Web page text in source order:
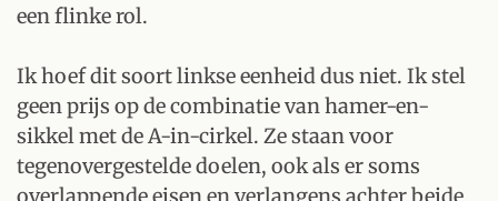
een flinke rol.
Ik hoef dit soort linkse eenheid dus niet. Ik stel
geen prijs op de combinatie van hamer-en-
sikkel met de A-in-cirkel. Ze staan voor
tegenovergestelde doelen, ook als er soms